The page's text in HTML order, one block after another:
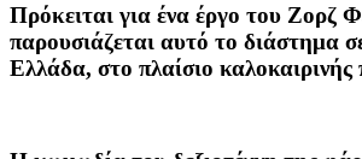
Πρόκειται για ένα έργο του Ζορζ
παρουσιάζεται αυτό το διάστημα
Ελλάδα, στο πλαίσιο καλοκαιρινής